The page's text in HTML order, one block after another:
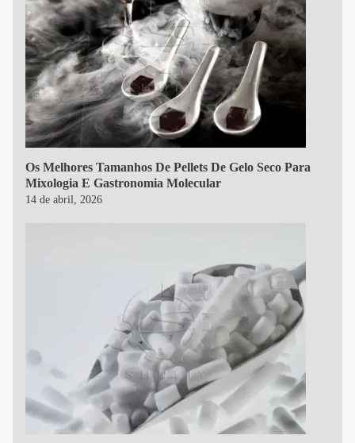
Os Melhores Tamanhos De Pellets De Gelo Seco Para
Mixologia E Gastronomia Molecular
14 de abril, 2026